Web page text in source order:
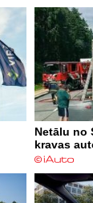
Netālu no
kravas